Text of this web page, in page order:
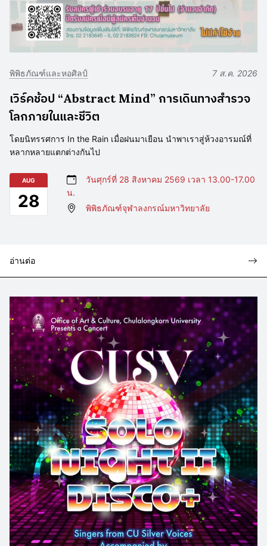
พิพิธภัณฑ์และหอศิลป์ 7 ส.ค. 2026
เวิร์คช้อป “Abstract Mind” การเดินทางสำรวจ
โลกภายในและชีวิต
โดยนิทรรศการ In the Rain เมื่อฝนมาเยือน นำพาเราสู่ห้วงอารมณ์ที่
หลากหลายแตกต่างกันไป
AUG
28
วันศุกร์ที่ 28 สิงหาคม 2569 เวลา 13.00-17.00
น.
พิพิธภัณฑ์จุฬาลงกรณ์มหาวิทยาลัย
อ่านต่อ